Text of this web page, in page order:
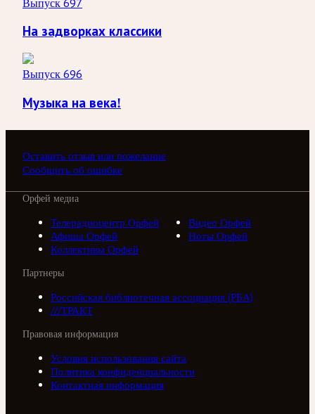
На задворках классики
Выпуск 696
Музыка на века!
Оставить отзыв или пожелание
Сообщить об ошибке
Орфей медиа
Телерадиоцентр Орфей
Видео Орфей
Афиша Орфей
Ноты Орфей
Коллективы Орфей
Партнеры
Российская библиотечная ассоциация (РБА)
///ТРАКТ
Правовая информация
Условия использования сайта
Политика конфиденциальности
Контактная информация